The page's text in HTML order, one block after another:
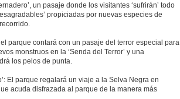
un pasaje donde los visitantes ‘sufrirán’ todo
propiciadas por nuevas especies de
parque contará con un pasaje del terror especial para
monstruos en la ‘Senda del Terror’ y una
los pelos de punta.
El parque regalará un viaje a la Selva Negra en
acuda disfrazada al parque de la manera más